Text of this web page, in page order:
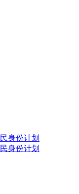
身份计划
身份计划